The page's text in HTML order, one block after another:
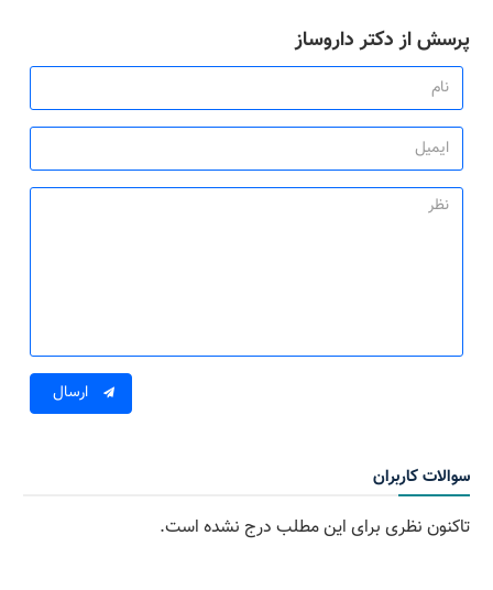
از دکتر داروساز
ارسال
کاربران
نظری برای این مطلب درج نشده است.